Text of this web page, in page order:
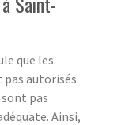
que les
pas autorisés
sont pas
Ainsi,